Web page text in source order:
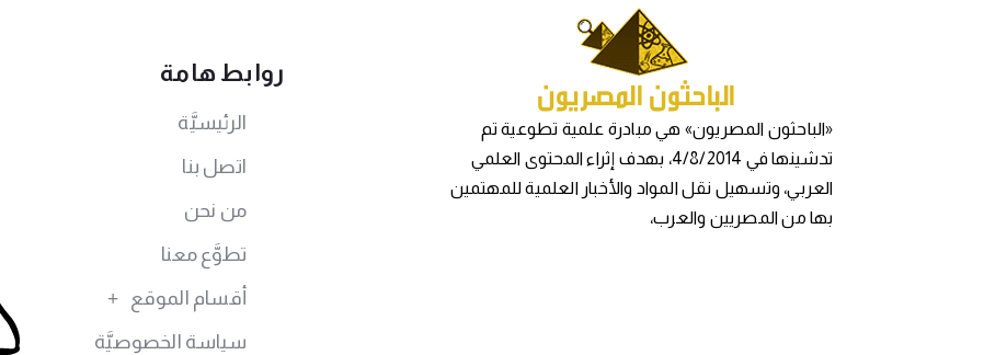
«الباحثون المصريون» هي مبادرة علمية تطوعية تم
تدشينها في 4/8/2014، بهدف إثراء المحتوى العلمي
العربي، وتسهيل نقل المواد والأخبار العلمية للمهتمين
بها من المصريين والعرب،
روابط هامة
الرئيسيَّة
اتصل بنا
من نحن
تطوَّع معنا
أقسام الموقع
سياسة الخصوصيَّة